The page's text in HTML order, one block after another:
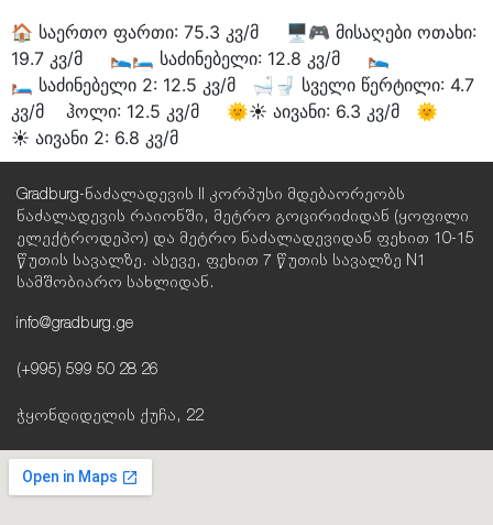
🏠 საერთო ფართი: 75.3 კვ/მ 🖥🎮 მისაღები ოთახი:
19.7 კვ/მ 🛌🛏 საძინებელი: 12.8 კვ/მ 🛌
🛏 საძინებელი 2: 12.5 კვ/მ 🛁🚽 სველი წერტილი: 4.7
კვ/მ ჰოლი: 12.5 კვ/მ 🌞☀️ აივანი: 6.3 კვ/მ 🌞
☀️ აივანი 2: 6.8 კვ/მ
Gradburg-ნაძალადევის II კორპუსი მდებაორეობს
ნაძალადევის რაიონში, მეტრო გოცირიძიდან (ყოფილი
ელექტროდეპო) და მეტრო ნაძალადევიდან ფეხით 10-15
წუთის სავალზე. ასევე, ფეხით 7 წუთის სავალზე N1
სამშობიარო სახლიდან.
info@gradburg.ge
(+995) 599 50 28 26
ჭყონდიდელის ქუჩა, 22